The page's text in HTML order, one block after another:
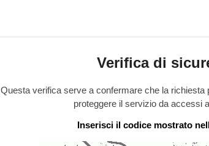
Verifica di
Questa verifica serve a confermare che la richiesta
proteggere il servizio da accessi
Inserisci il codice mostrato